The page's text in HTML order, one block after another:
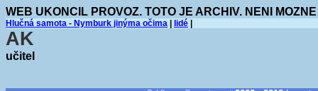
WEB UKONCIL PROVOZ. TOTO JE ARCHIV. NENI
Hlučná samota - Nymburk jinýma očima lidé
AK
učitel